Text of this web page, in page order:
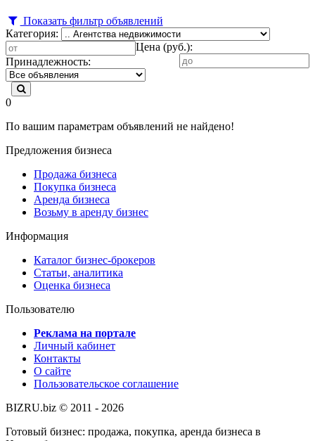
Показать фильтр объявлений
Категория:
Цена (руб.):
Принадлежность:
0
По вашим параметрам объявлений не найдено!
Предложения бизнеса
Продажа бизнеса
Покупка бизнеса
Аренда бизнеса
Возьму в аренду бизнес
Информация
Каталог бизнес-брокеров
Статьи, аналитика
Оценка бизнеса
Пользователю
Реклама на портале
Личный кабинет
Контакты
О сайте
Пользовательское соглашение
BIZRU.biz © 2011 - 2026
Готовый бизнес: продажа, покупка, аренда бизнеса в